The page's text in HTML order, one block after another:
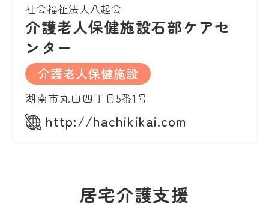
社会福祉法人八起会
介護老人保健施設石部ケアセ
ンター
介護老人保健施設
湖南市丸山四丁目5番1号
http://hachikikai.com
居宅介護支援